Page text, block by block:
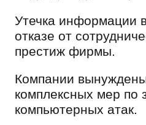
Утечка информации
отказе от
престиж фирмы.
Компании
комплексных мер по
компьютерных атак.